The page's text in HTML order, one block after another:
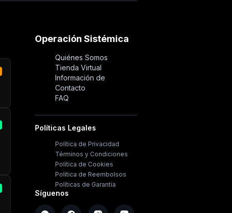
Operación Sistémica
Quiénes Somos
Tienda Virtual
Información de
Contacto
FAQ
Políticas Legales
Política de Privacidad
Términos y Condiciones
Política de Cookies
Política de Reembolsos
Políticas de Garantía
Síguenos